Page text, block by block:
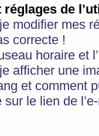
de
modifier mes
correcte !
horaire et
afficher une
et comment
le lien de